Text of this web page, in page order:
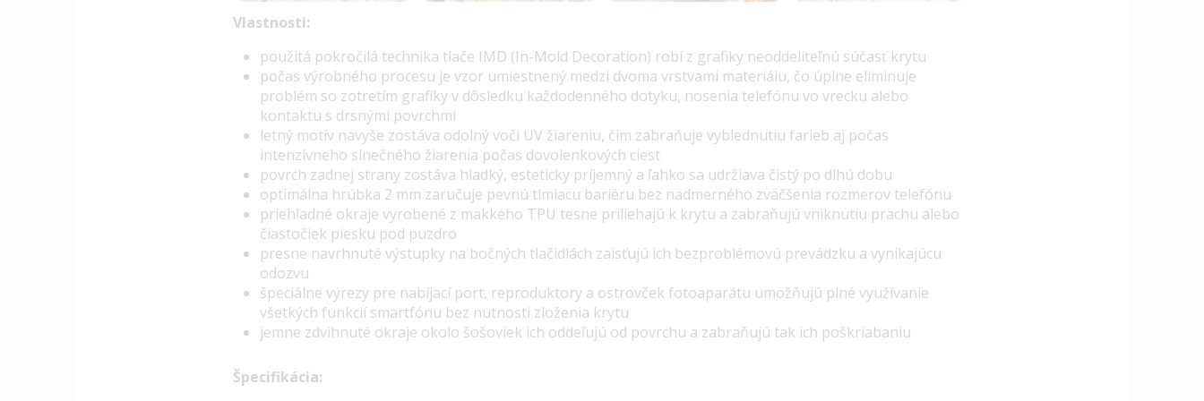
Vlastnosti:
použitá pokročilá technika tlače IMD (In-Mold Decoration) robí z grafiky neoddeliteľnú súčasť krytu
počas výrobného procesu je vzor umiestnený medzi dvoma vrstvami materiálu, čo úplne eliminuje
problém so zotretím grafiky v dôsledku každodenného dotyku, nosenia telefónu vo vrecku alebo
kontaktu s drsnými povrchmi
letný motív navyše zostáva odolný voči UV žiareniu, čím zabraňuje vyblednutiu farieb aj počas
intenzívneho slnečného žiarenia počas dovolenkových ciest
povrch zadnej strany zostáva hladký, esteticky príjemný a ľahko sa udržiava čistý po dlhú dobu
optimálna hrúbka 2 mm zaručuje pevnú tlmiacu bariéru bez nadmerného zväčšenia rozmerov telefónu
priehľadné okraje vyrobené z mäkkého TPU tesne priliehajú k krytu a zabraňujú vniknutiu prachu alebo
čiastočiek piesku pod puzdro
presne navrhnuté výstupky na bočných tlačidlách zaisťujú ich bezproblémovú prevádzku a vynikajúcu
odozvu
špeciálne výrezy pre nabíjací port, reproduktory a ostrovček fotoaparátu umožňujú plné využívanie
všetkých funkcií smartfónu bez nutnosti zloženia krytu
jemne zdvihnuté okraje okolo šošoviek ich oddeľujú od povrchu a zabraňujú tak ich poškriabaniu
Špecifikácia: